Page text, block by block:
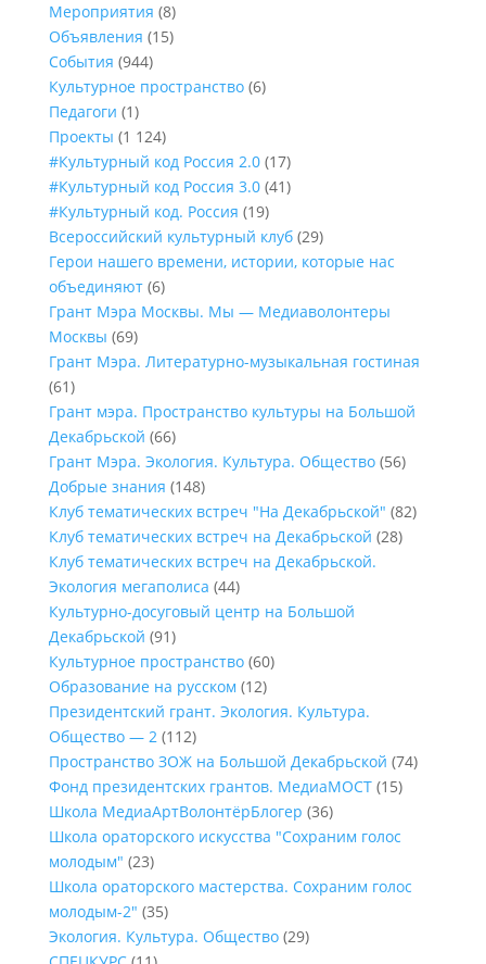
Мероприятия (8)
Объявления (15)
События (944)
Культурное пространство(6)
Педагоги (1)
Проекты (1 124)
#Культурный код Россия 2.0(17)
#Культурный код Россия 3.0(41)
#Культурный код. Россия (19)
Всероссийский культурный клуб(29)
Герои нашего времени, истории, которые нас
объединяют(6)
Грант Мэра Москвы. Мы — Медиаволонтеры
Москвы (69)
Грант Мэра. Литературно-музыкальная гостиная
(61)
Грант мэра. Пространство культуры на Большой
Декабрьской (66)
Грант Мэра. Экология. Культура. Общество(56)
Добрые знания (148)
Клуб тематических встреч "На Декабрьской" (82)
Клуб тематических встреч на Декабрьской (28)
Клуб тематических встреч на Декабрьской.
Экология мегаполиса (44)
Культурно-досуговый центр на Большой
Декабрьской (91)
Культурное пространство(60)
Образование на русском (12)
Президентский грант. Экология. Культура.
Общество — 2(112)
Пространство ЗОЖ на Большой Декабрьской (74)
Фонд президентских грантов. МедиаМОСТ(15)
Школа МедиаАртВолонтёрБлогер (36)
Школа ораторского искусства "Сохраним голос
молодым" (23)
Школа ораторского мастерства. Сохраним голос
молодым-2" (35)
Экология. Культура. Общество(29)